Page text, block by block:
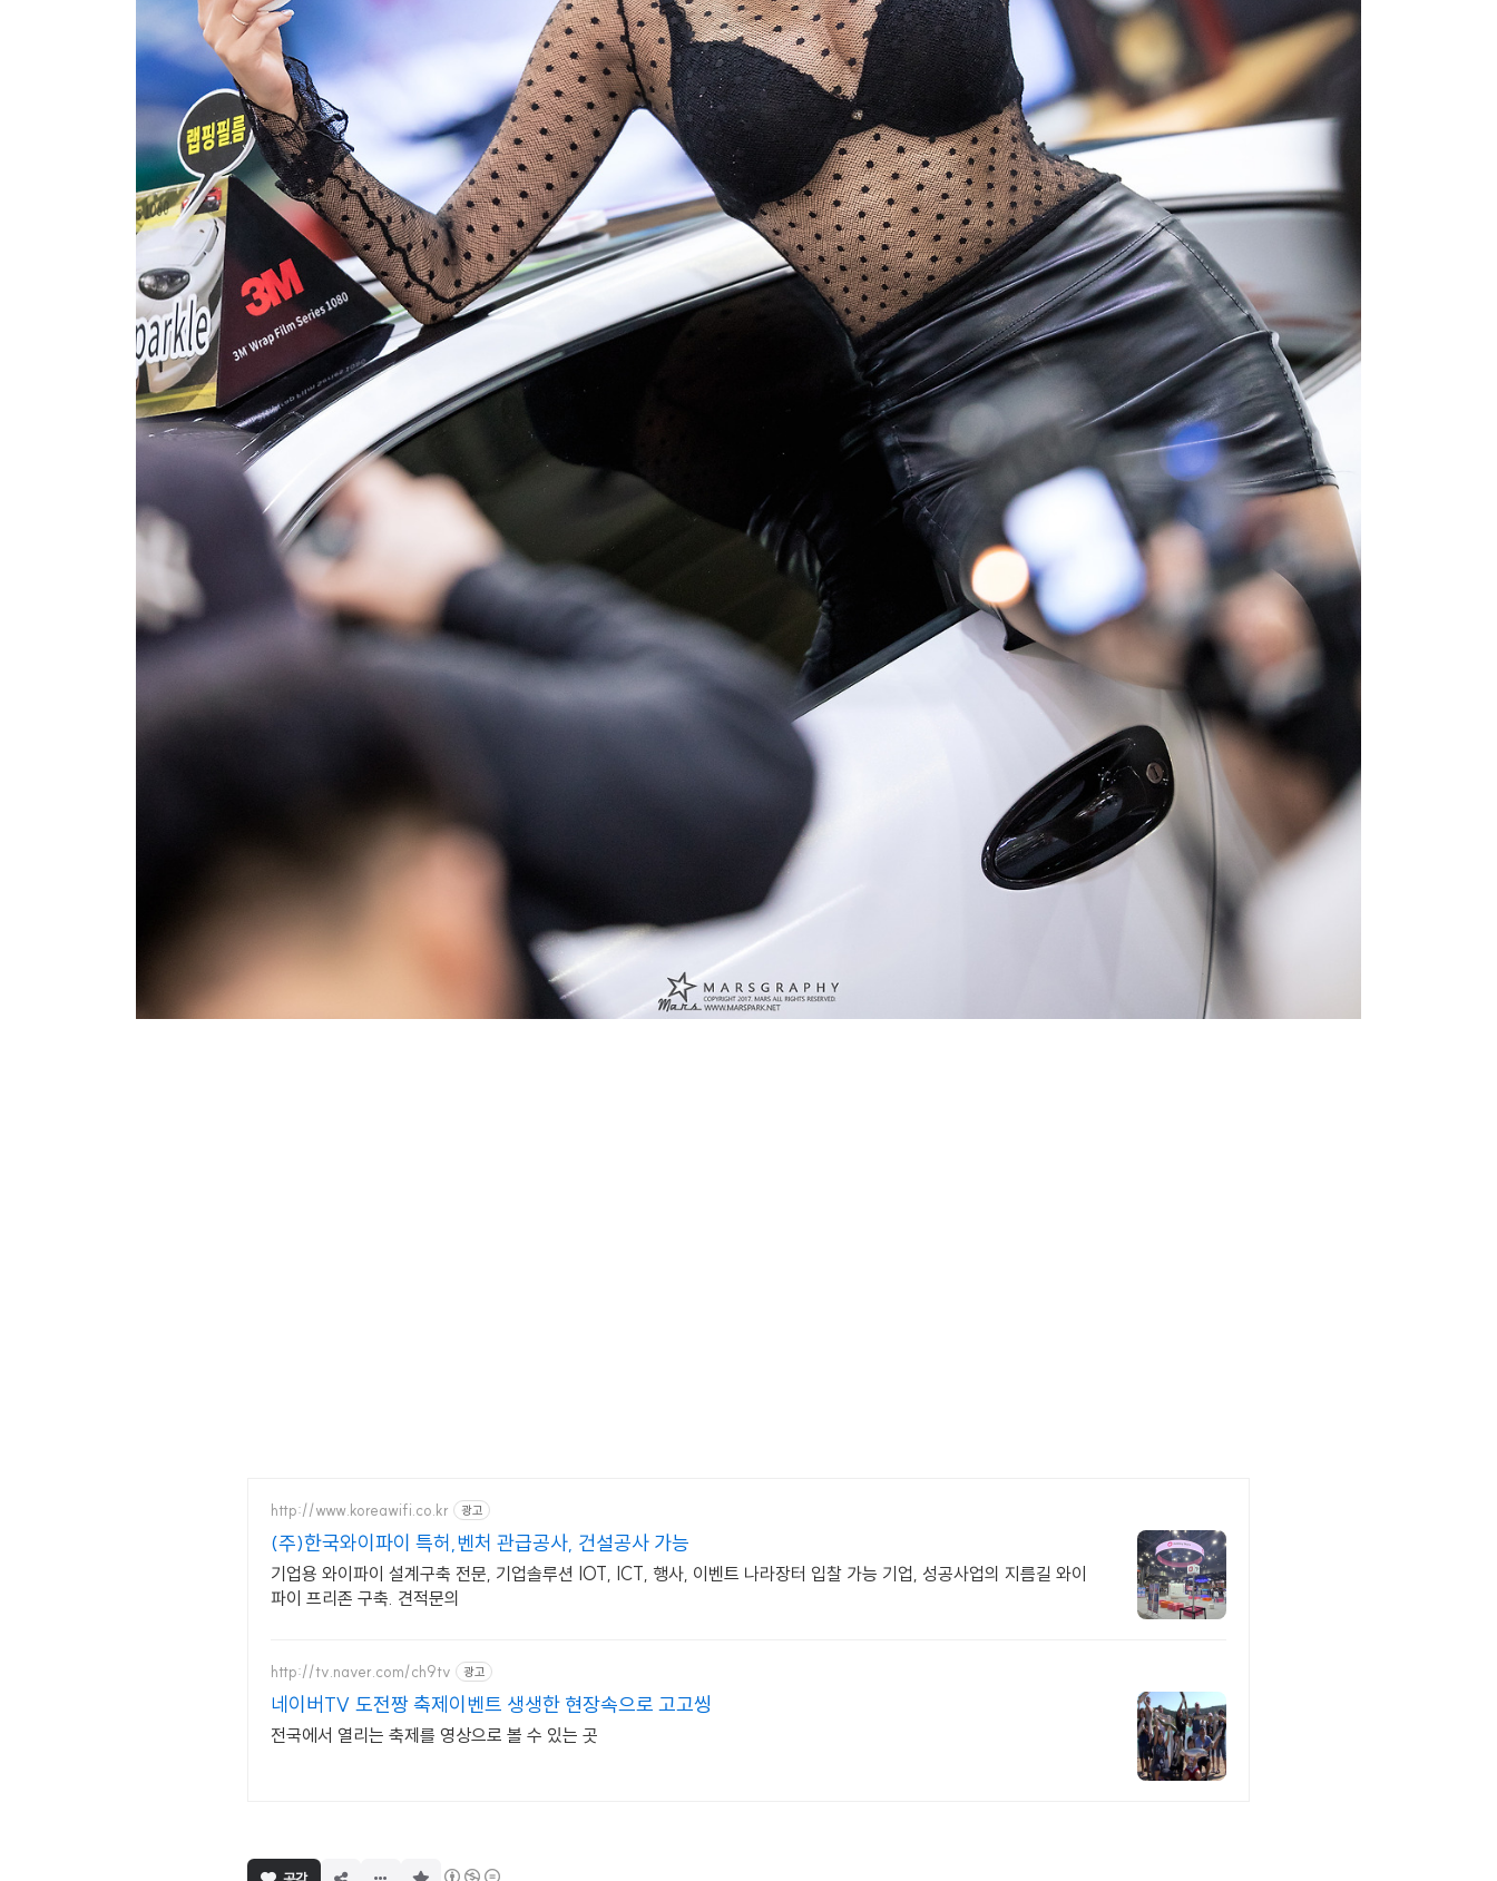
http://www.koreawifi.co.kr 광고
(주)한국와이파이 특허,벤처 관급공사, 건설공사 가능
기업용 와이파이 설계구축 전문, 기업솔루션 IOT, ICT, 행사, 이벤트 나라장터 입찰 가능 기업, 성공사업의 지름길 와이
파이 프리존 구축. 견적문의
http://tv.naver.com/ch9tv 광고
네이버TV 도전짱 축제이벤트 생생한 현장속으로 고고씽
전국에서 열리는 축제를 영상으로 볼 수 있는 곳